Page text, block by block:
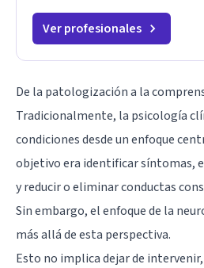
Ver profesionales
De la patologización a la
Tradicionalmente, la psicología
condiciones desde un enfoque
objetivo era identificar síntomas,
y reducir o eliminar conductas
Sin embargo, el enfoque de la
más allá de esta perspectiva.
Esto no implica dejar de